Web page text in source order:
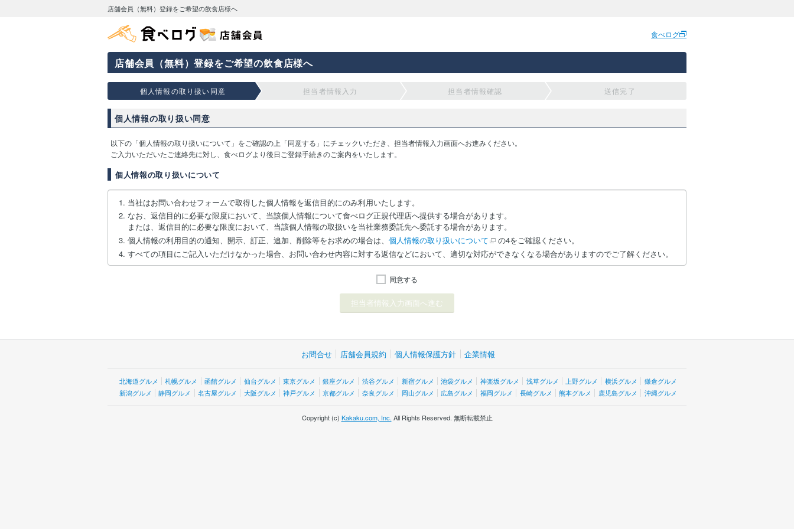
店舗会員（無料）登録をご希望の飲食店様へ
食べログ
店舗会員（無料）登録をご希望の飲食店様へ
個人情報の取り扱い同意 担当者情報入力 担当者情報確認 送信完了
個人情報の取り扱い同意
以下の「個人情報の取り扱いについて」をご確認の上「同意する」にチェックいただき、担当者情報入力画面へお進みください。
ご入力いただいたご連絡先に対し、食べログより後日ご登録手続きのご案内をいたします。
個人情報の取り扱いについて
当社はお問い合わせフォームで取得した個人情報を返信目的にのみ利用いたします。
なお、返信目的に必要な限度において、当該個人情報について食べログ正規代理店へ提供する場合があります。
または、返信目的に必要な限度において、当該個人情報の取扱いを当社業務委託先へ委託する場合があります。
個人情報の利用目的の通知、開示、訂正、追加、削除等をお求めの場合は、 個人情報の取り扱いについて
の4をご確認ください。
すべての項目にご記入いただけなかった場合、お問い合わせ内容に対する返信などにおいて、適切な対応ができなくなる場合がありますのでご了解ください。
同意する
お問合せ 店舗会員規約 個人情報保護方針 企業情報
北海道グルメ 札幌グルメ 函館グルメ 仙台グルメ 東京グルメ 銀座グルメ 渋谷グルメ 新宿グルメ 池袋グルメ 神楽坂グルメ 浅草グルメ 上野グルメ 横浜グルメ
鎌倉グルメ
新潟グルメ
静岡グルメ 名古屋グルメ 大阪グルメ 神戸グルメ 京都グルメ 奈良グルメ 岡山グルメ 広島グルメ 福岡グルメ 長崎グルメ 熊本グルメ 鹿児島グルメ 沖縄グルメ
Copyright (c) Kakaku.com, Inc. All Rights Reserved. 無断転載禁止